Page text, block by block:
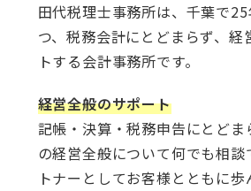
田代税理士事務所は、千葉で
つ、税務会計にとどまらず、経
トする会計事務所です。
経営全般のサポート
記帳・決算・税務申告にとどま
の経営全般について何でも相談
トナーとしてお客様とともに